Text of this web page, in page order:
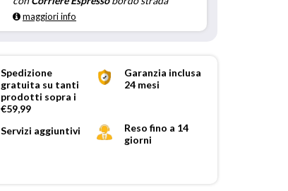
maggiori info
Spedizione
gratuita su tanti
prodotti sopra i
€59,99
Garanzia inclusa
24 mesi
Servizi aggiuntivi
Reso fino a 14
giorni